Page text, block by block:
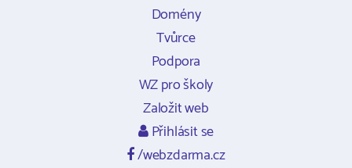
Domény
Tvůrce
Podpora
WZ pro školy
Založit web
Přihlásit se
/webzdarma.cz